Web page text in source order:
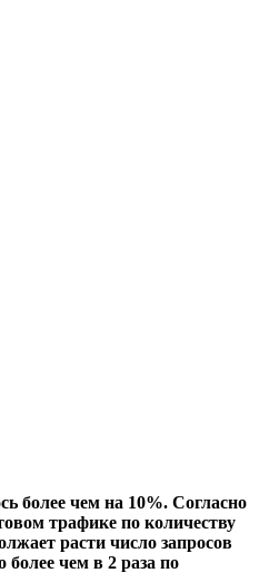
более чем на 10%. Согласно
трафике по количеству
расти число запросов
чем в 2 раза по